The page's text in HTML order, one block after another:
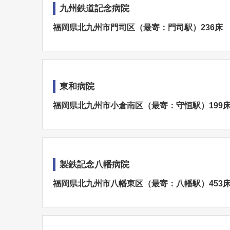
九州鉄道記念病院
福岡県北九州市門司区（最寄：門司駅）236床
東和病院
福岡県北九州市小倉南区（最寄：守恒駅）199
製鉄記念八幡病院
福岡県北九州市八幡東区（最寄：八幡駅）453